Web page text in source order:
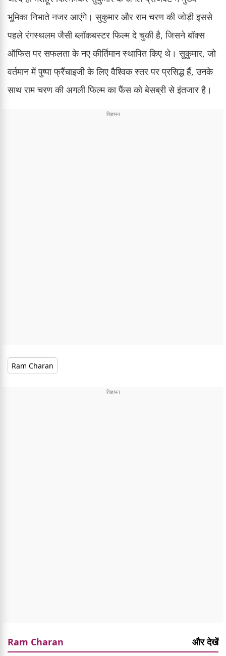
भूमिका निभाते नजर आएंगे। सुकुमार और राम चरण की जोड़ी इससे
पहले रंगस्थलम जैसी ब्लॉकबस्टर फिल्म दे चुकी है, जिसने बॉक्स
ऑफिस पर सफलता के नए कीर्तिमान स्थापित किए थे। सुकुमार, जो
वर्तमान में पुष्पा फ्रैंचाइजी के लिए वैश्विक स्तर पर प्रसिद्ध हैं, उनके
साथ राम चरण की अगली फिल्म का फैंस को बेसब्री से इंतजार है।
Ram Charan
Ram Charan और देखें